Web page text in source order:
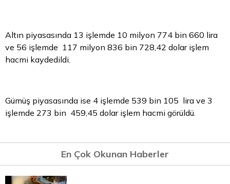
Altın piyasasında 13 işlemde 10 milyon 774 bin 660 lira
ve 56 işlemde 117 milyon 836 bin 728,42 dolarişlem
hacmi kaydedildi.
Gümüş piyasasında ise 4 işlemde 539 bin 105 lira ve 3
işlemde 273 bin 459,45 dolar işlem hacmi görüldü.
En Çok Okunan Haberler